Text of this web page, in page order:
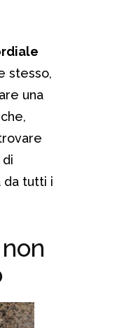
stesso,
una
da tutti i